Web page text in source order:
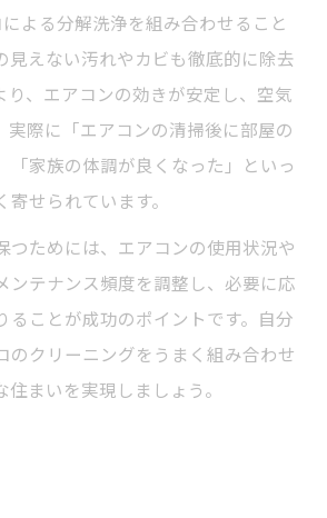
よる分解洗浄を組み合わせること
見えない汚れやカビも徹底的に除去
り、エアコンの効きが安定し、空気
実際に「エアコンの清掃後に部屋の
「家族の体調が良くなった」といっ
せられています。
つためには、エアコンの使用状況や
ンテナンス頻度を調整し、必要に応
ることが成功のポイントです。自分
のクリーニングをうまく組み合わせ
まいを実現しましょう。